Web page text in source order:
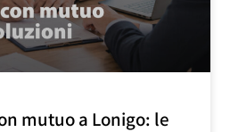
mutuo a Lonigo: le